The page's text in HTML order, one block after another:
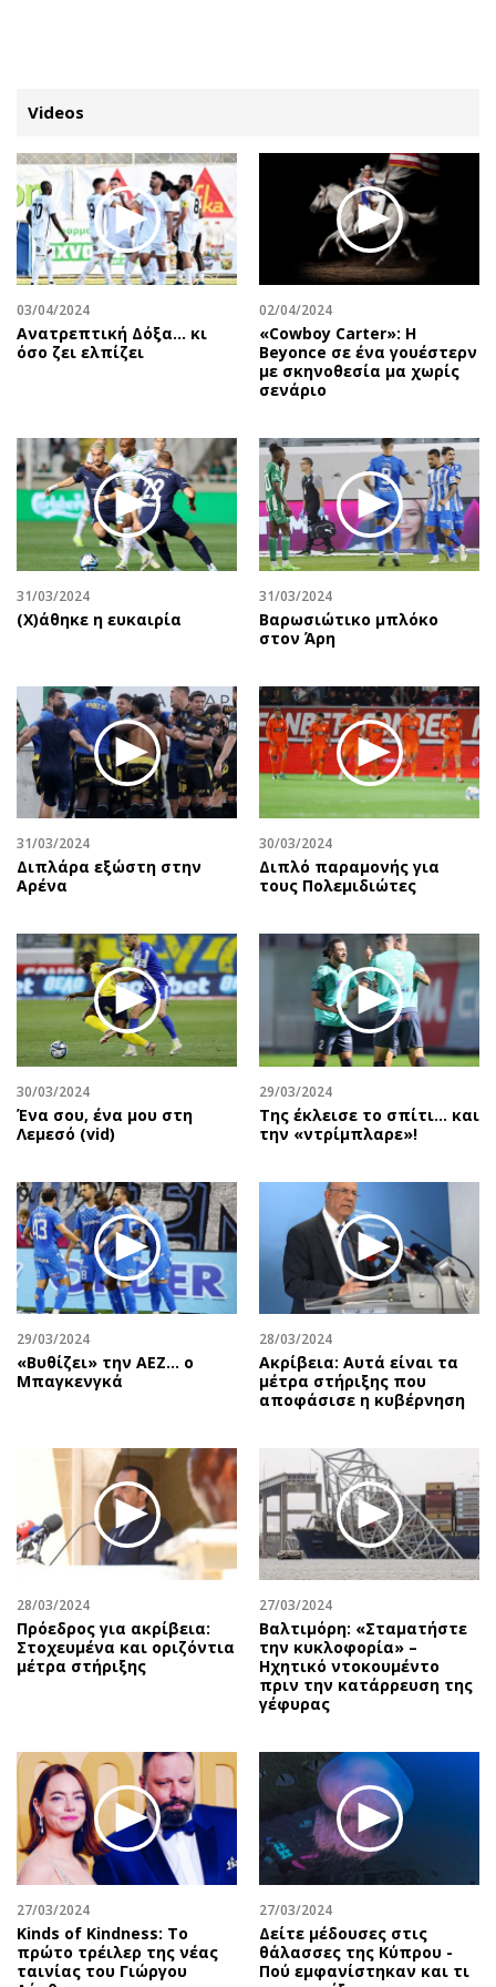
ΚΑΤΗΓΟΡΙΕΣ ΣΥΝΔΕΣΗ
Κύπρος
Παιδεία
Υγεία
Πολιτική
Βουλευτικές 2026
Δημοσκοπήσεις
Διπλωματία
Αθλητισμός
Κύπρος
Διεθνή
Οικονομία
Real Estate
Επιχειρήσεις
Αγορές
Money Review
AstroBank Properties
Ενέργεια
Ναυτιλία
Περιβάλλον
Ελλάδα
Κόσμος
Παράξενα
Πολιτισμός
Θέατρο-Χορός
Μουσική
Εικαστικά
Βιβλίο
Χειρόγραφα
Απόψεις
Αρθρογραφία
The Hill
Υγεία
Αγγελίες
Ενοικιάζονται
Ζητούν εργασία
Θέσεις εργασίας
Geek
Νέα
Social
Αυτοκίνηση
Πολιτική
Οικονομία
Γενικά
Αναδρομές
Πρόσωπα
Περιβάλλον
Γυναίκα
Showbiz
Ταξίδια
Συνταγές
Έξοδος
Media
Εκπομπές
Podcasts
Uncut
Προσφορές
Προσωπικότητες στην ''Κ''
Επιστολές
Videos
03/04/2024
Ανατρεπτική Δόξα… κι
όσο ζει ελπίζει
02/04/2024
«Cowboy Carter»: H
Beyonce σε ένα γουέστερν
με σκηνοθεσία μα χωρίς
σενάριο
31/03/2024
(X)άθηκε η ευκαιρία
31/03/2024
Βαρωσιώτικο μπλόκο
στον Άρη
31/03/2024
Διπλάρα εξώστη στην
Αρένα
30/03/2024
Διπλό παραμονής για
τους Πολεμιδιώτες
30/03/2024
Ένα σου, ένα μου στη
Λεμεσό (vid)
29/03/2024
Της έκλεισε το σπίτι… και
την «ντρίμπλαρε»!
29/03/2024
«Βυθίζει» την ΑΕΖ… ο
Μπαγκενγκά
28/03/2024
Ακρίβεια: Αυτά είναι τα
μέτρα στήριξης που
αποφάσισε η κυβέρνηση
28/03/2024
Πρόεδρος για ακρίβεια:
Στοχευμένα και οριζόντια
μέτρα στήριξης
27/03/2024
Βαλτιμόρη: «Σταματήστε
την κυκλοφορία» –
Ηχητικό ντοκουμέντο
πριν την κατάρρευση της
γέφυρας
27/03/2024
Kinds of Kindness: Το
πρώτο τρέιλερ της νέας
ταινίας του Γιώργου
27/03/2024
Δείτε μέδουσες στις
θάλασσες της Κύπρου -
Πού εμφανίστηκαν και τι